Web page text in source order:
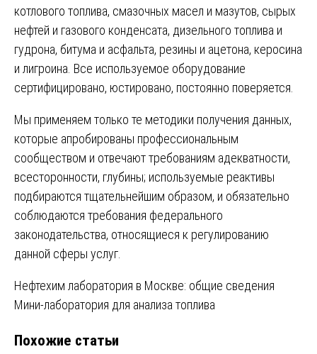
котлового топлива, смазочных масел и мазутов, сырых
нефтей и газового конденсата, дизельного топлива и
гудрона, битума и асфальта, резины и ацетона, керосина
и лигроина. Все используемое оборудование
сертифицировано, юстировано, постоянно поверяется.
Мы применяем только те методики получения данных,
которые апробированы профессиональным
сообществом и отвечают требованиям адекватности,
всесторонности, глубины; используемые реактивы
подбираются тщательнейшим образом, и обязательно
соблюдаются требования федерального
законодательства, относящиеся к регулированию
данной сферы услуг.
Навигация
записям
Нефтехим лаборатория в Москве: общие сведения
Мини-лаборатория для анализа топлива
Похожие статьи